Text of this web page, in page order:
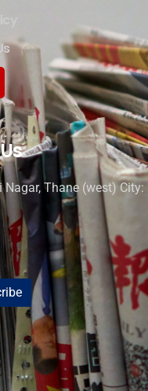
Thane (west) City: